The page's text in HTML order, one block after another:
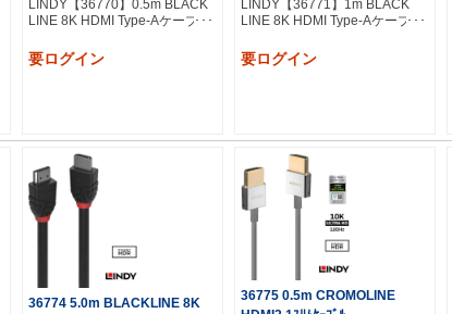
LINDY【36770】0.5m BLACK
LINE 8K HDMI Type-Aケーブル
要ログイン
LINDY【36771】1m BLACK
LINE 8K HDMI Type-Aケーブル
要ログイン
36774 5.0m BLACKLINE 8K
36775 0.5m CROMOLINE